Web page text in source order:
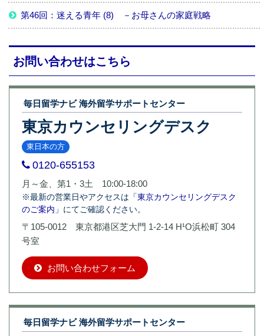
第46回：迷える青年 (8) －お母さんの家庭戦略
お問い合わせはこちら
毎日留学ナビ 海外留学サポートセンター
東京カウンセリングデスク
東日本の方
0120-655153
月～金、第1・3土 10:00-18:00
※最新の営業日やアクセスは 「東京カウンセリングデスク
のご案内」 にてご確認ください。
〒105-0012 東京都港区芝大門 1-2-14 H¹O浜松町 304
号室
お問い合わせフォーム
毎日留学ナビ 海外留学サポートセンター